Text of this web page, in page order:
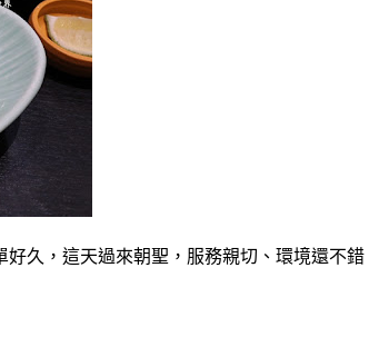
久，這天過來朝聖，服務親切、環境還不